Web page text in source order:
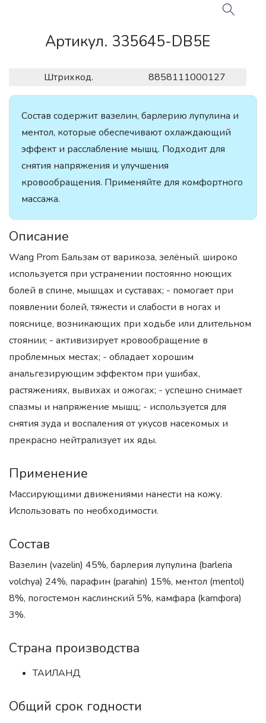
Артикул. 335645-DB5E
Штрихкод. 8858111000127
Состав содержит вазелин, барлерию лупулина и
ментол, которые обеспечивают охлаждающий
эффект и расслабление мышц. Подходит для
снятия напряжения и улучшения
кровообращения. Применяйте для комфортного
массажа.
Описание
Wang Prom Бальзам от варикоза, зелёный. широко
используется при устранении постоянно ноющих
болей в спине, мышцах и суставах; - помогает при
появлении болей, тяжести и слабости в ногах и
пояснице, возникающих при ходьбе или длительном
стоянии; - активизирует кровообращение в
проблемных местах; - обладает хорошим
анальгезирующим эффектом при ушибах,
растяжениях, вывихах и ожогах; - успешно снимает
спазмы и напряжение мышц; - используется для
снятия зуда и воспаления от укусов насекомых и
прекрасно нейтрализует их яды.
Применение
Массирующими движениями нанести на кожу.
Использовать по необходимости.
Состав
Вазелин (vazelin) 45%, барлерия лупулина (barleria
volchya) 24%, парафин (parahin) 15%, ментол (mentol)
8%, погостемон каслинский 5%, камфара (kamфora)
3%.
Страна производства
ТАИЛАНД
Общий срок годности